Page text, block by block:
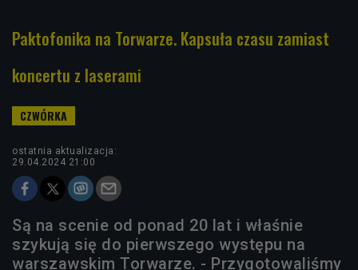
Paktofonika na Torwarze. Kapsuła czasu zamiast
koncertu z laserami
ostatnia aktualizacja:
29.04.2024 21:00
Są na scenie od ponad 20 lat i właśnie
szykują się do pierwszego występu na
warszawskim Torwarze. - Przygotowaliśmy